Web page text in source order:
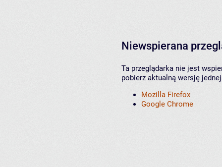
Niewspierana
Ta przeglądarka nie jest
pobierz aktualną wersję
Mozilla Firefox
Google Chrome